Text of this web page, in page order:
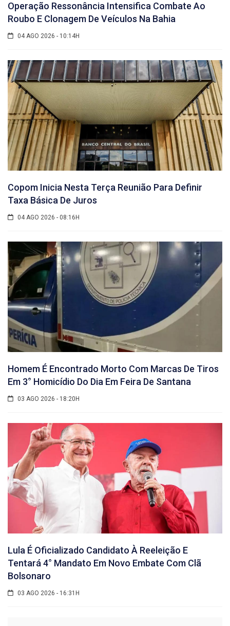
Operação Ressonância Intensifica Combate Ao
Roubo E Clonagem De Veículos Na Bahia
04 AGO 2026 - 10:14H
Copom Inicia Nesta Terça Reunião Para Definir
Taxa Básica De Juros
04 AGO 2026 - 08:16H
Homem É Encontrado Morto Com Marcas De Tiros
Em 3° Homicídio Do Dia Em Feira De Santana
03 AGO 2026 - 18:20H
Lula É Oficializado Candidato À Reeleição E
Tentará 4° Mandato Em Novo Embate Com Clã
Bolsonaro
03 AGO 2026 - 16:31H